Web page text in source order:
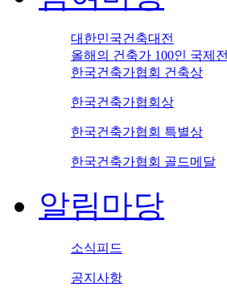
대한민국건축대전
올해의 건축가 100인 국제전
한국건축가협회 건축상
한국건축가협회상
한국건축가협회 특별상
한국건축가협회 골드메달
알림마당
소식피드
공지사항